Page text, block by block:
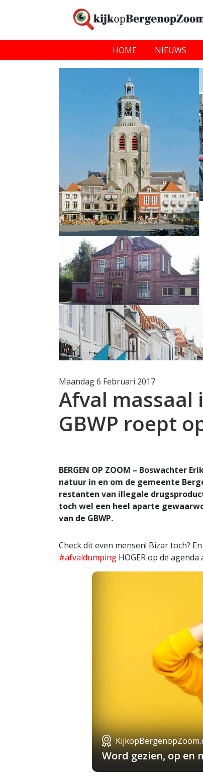
HOME NIEUWS
Maandag 6 Februari 2017
Afval
GBWP roept
BERGEN OP ZOOM – Boswachter
natuur in en om de gemeente
restanten van illegale
toch wel een heel aparte
van de GBWP.
Check dit even mensen! Bizar toch?
#afvaldumping HOGER op de agenda
Word gezien, op en